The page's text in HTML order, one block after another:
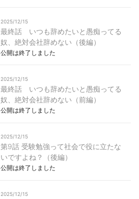
2025/12/15
最終話 いつも辞めたいと愚痴ってる
奴、絶対会社辞めない（後編）
公開は終了しました
2025/12/15
最終話 いつも辞めたいと愚痴ってる
奴、絶対会社辞めない（前編）
公開は終了しました
2025/12/15
第9話 受験勉強って社会で役に立たな
いですよね？（後編）
公開は終了しました
2025/12/15